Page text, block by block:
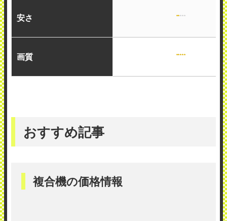
安さ
画質
おすすめ記事
複合機の価格情報